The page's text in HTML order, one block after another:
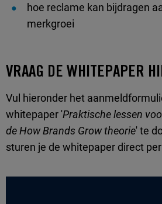
hoe reclame kan bijdragen
merkgroei
VRAAG DE WHITEPAPER
Vul hieronder het
whitepaper 'Praktische lessen
de How Brands Grow theorie' te
sturen je de whitepaper direct